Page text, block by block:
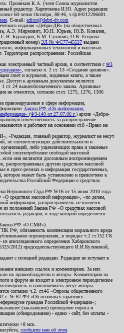
Пронякин К.А. (член Союза журналистов
редактор: Харитонова И.Ю. Адрес редакции:
60-летия Октября, 88-46, т./ф.84212296081.
. E-mail: editor@debri-dv.com
издания «Дебри-ДВ» (на общественных
А.Э. Мирмович, Ю.Н. Юрьев, Ю.В. Ковалев,
Бурындин, Б.М. Сухинин, О.В. Егорова
номер) ЭЛ № ФС77-45537 выдано
информационных технологий и массовых
распространения: Российская
электронный частный архив, в соответствии с ФЗ
, согласно п. 2 ст. 13 «Создание архивов».
газет и журналов, изданные книги, а также
Доступ к архивным документам является
ст. 24 вышеобозначенного закона. Архивные
не относятся, согласно ст.ст. 1275, 1276, 1306
правонарушения в сфере информации,
Закона РФ «Об информации,
(ФЗ-149 от 27.07.06 г.) архив «Дебри-
ответственность за распространение
и работают на основании ст.8 «Право на
«Редакция, главный редактор, журналист не несут
не соответствующих действительности и
либо ущемляющих права и законные
злоупотребление свободой массовой
они являются дословным воспроизведением
распространенных другим средством массовой
в пресс-релизах и информация государственных,
которое может быть установлено и привлечено к
Российской Федерации о средствах
Верховного Суда РФ №16 от 15 июня 2010 года
средствах массовой информации», «по делам,
информации, распространитель не является
из положений Закона РФ «О средствах массовой
редакции, в ходе которой определяется
Закона РФ «О СМИ»).
РФ, обязанность компенсации морального вреда
опровержения, в порядке ч.2 ст.152 ГК
апелляционного определения Хабаровского
2012) председательствующего И.И.Куликовой,
с позицией редакции. Редакция не вступает в
внешних ссылок и комментариев. За них
их правообладатели и авторы. Комментарии на
и форум не входят в электронное периодическое
и наполняемость несут авторы.
согласно ч.2. ст.46 «Опросы общественного
г. № 67-ФЗ «Об основных гарантиях
граждан Российской Федерации»;
(заказавших) проведение опроса и
(обнародование) - едино - сайт, без оплаты -
+8 мск.
сообщите нам об этом